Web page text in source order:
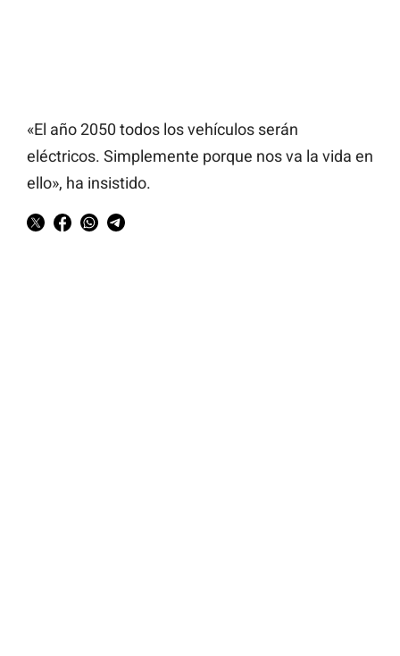
«El año 2050 todos los vehículos serán
eléctricos. Simplemente porque nos va la vida en
ello», ha insistido.